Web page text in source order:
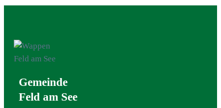
Gemeinde
Feld am See